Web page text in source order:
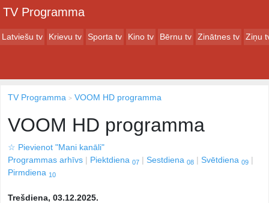
TV Programma
Latviešu tv Krievu tv Sporta tv Kino tv Bērnu tv Zinātnes tv Ziņu
TV Programma VOOM HD programma
VOOM HD programma
☆ Pievienot "Mani kanāli"
Programmas arhīvs
Piektdiena 07 Sestdiena 08 Svētdiena 09
Pirmdiena 10
Trešdiena, 03.12.2025.